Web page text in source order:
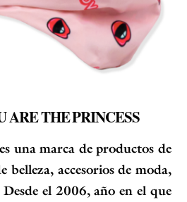
ARE THE PRINCESS
una marca de productos de
belleza, accesorios de moda,
el 2006, año en el que